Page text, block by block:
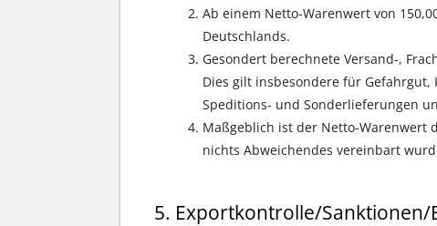
Ab einem Netto-Warenwert von
Deutschlands.
Gesondert berechnete Versand-,
Dies gilt insbesondere für
Speditions- und Sonderlieferungen
Maßgeblich ist der Netto-Warenwert
nichts Abweichendes vereinbart
Exportkontrolle/Sanktionen/